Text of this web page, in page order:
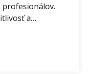
profesionálov.
a…